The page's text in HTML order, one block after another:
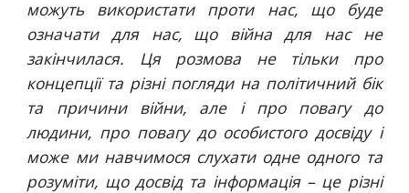
можуть використати проти нас, що буде
означати для нас, що війна для нас не
закінчилася. Ця розмова не тільки про
концепції та різні погляди на політичний бік
та причини війни, але і про повагу до
людини, про повагу до особистого досвіду і
може ми навчимося слухати одне одного та
розуміти, що досвід та інформація – це різні